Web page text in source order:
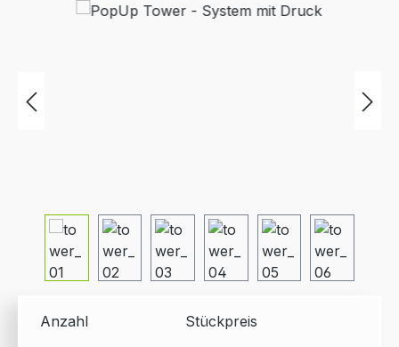
Bildergalerie überspringen
Anzahl Stückpreis